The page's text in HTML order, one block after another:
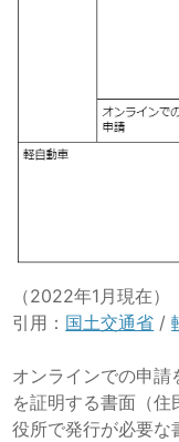
（2022年1月現在）
引用： 国土交通省 /
オンラインでの申
を証明する書面（
役所で発行が必要な